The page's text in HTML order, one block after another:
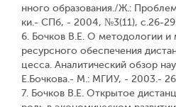
нного образования./Ж.:
ки.- СПб, - 2004, №3(11), с.26-
6. Бочков В.Е. О методологии и
ресурсного обеспечения
цесса. Аналитический обзор
Е.Бочкова.- М.: МГИУ, - 2003.-
7. Бочков В.Е. Открытое